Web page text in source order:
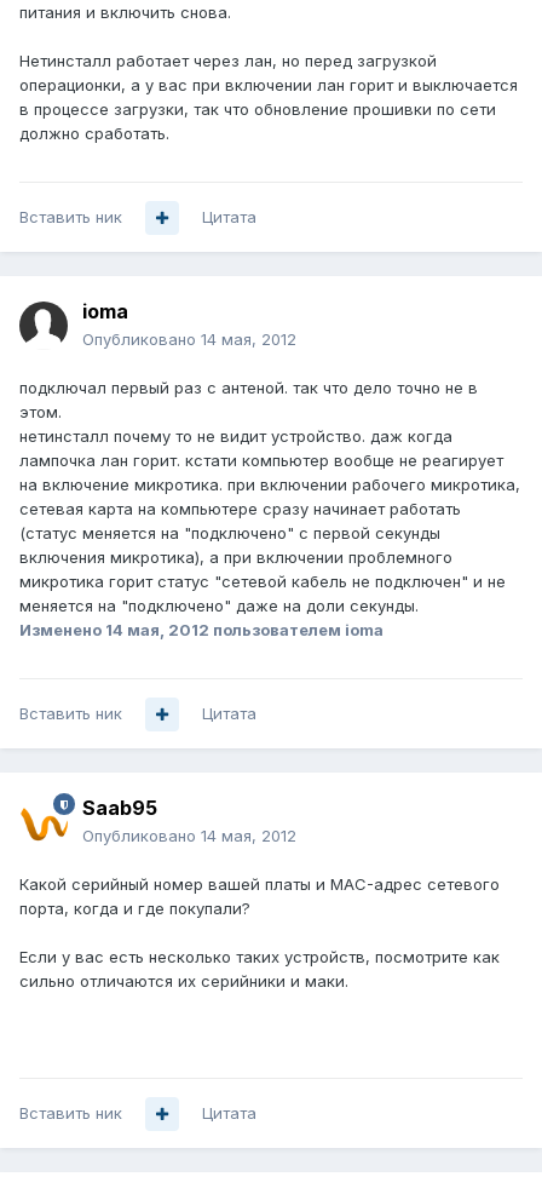
питания и включить снова.
Нетинсталл работает через лан, но перед загрузкой
операционки, а у вас при включении лан горит и выключается
в процессе загрузки, так что обновление прошивки по сети
должно сработать.
Вставить ник Цитата
ioma
Опубликовано 14 мая, 2012
подключал первый раз с антеной. так что дело точно не в
этом.
нетинсталл почему то не видит устройство. даж когда
лампочка лан горит. кстати компьютер вообще не реагирует
на включение микротика. при включении рабочего микротика,
сетевая карта на компьютере сразу начинает работать
(статус меняется на "подключено" с первой секунды
включения микротика), а при включении проблемного
микротика горит статус "сетевой кабель не подключен" и не
меняется на "подключено" даже на доли секунды.
Изменено 14 мая, 2012 пользователем ioma
Вставить ник Цитата
Saab95
Опубликовано 14 мая, 2012
Какой серийный номер вашей платы и MAC-адрес сетевого
порта, когда и где покупали?
Если у вас есть несколько таких устройств, посмотрите как
сильно отличаются их серийники и маки.
Вставить ник Цитата